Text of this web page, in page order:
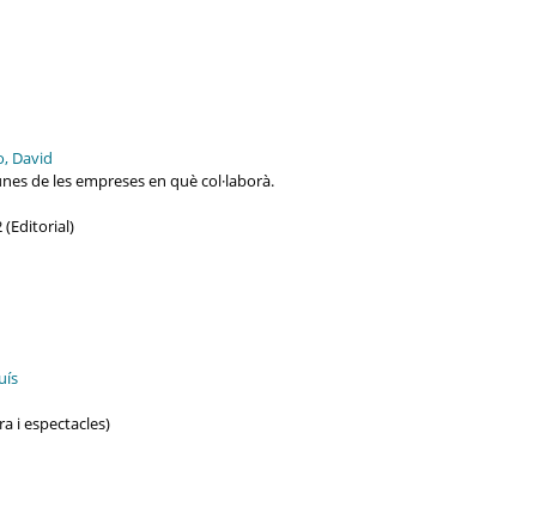
David
de les empreses en què col·laborà.
(Editorial)
i espectacles)